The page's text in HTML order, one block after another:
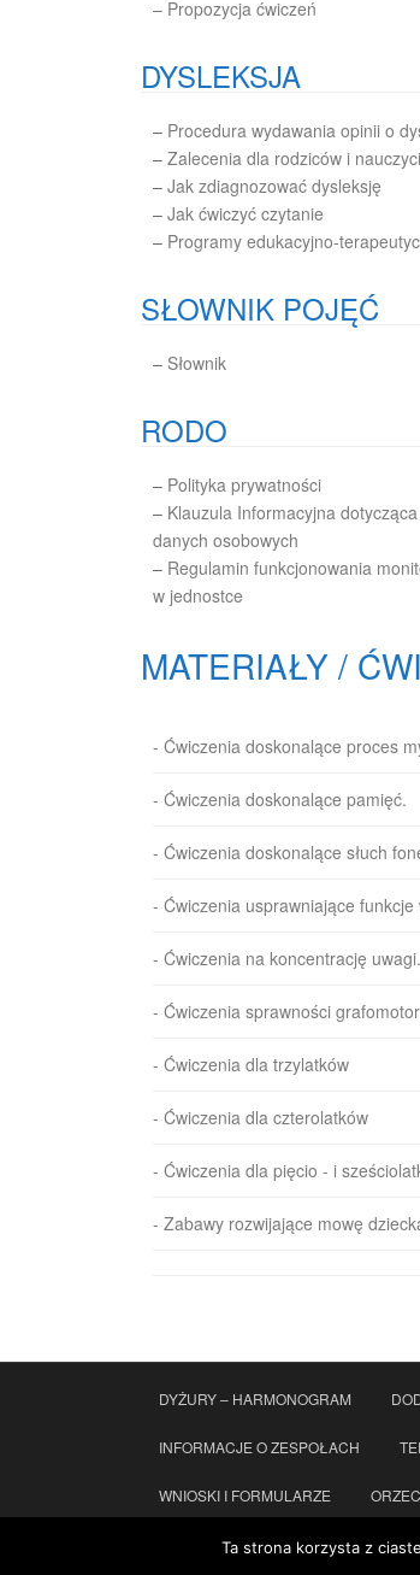
– Propozycja ćwiczeń
DYSLEKSJA
– Procedura wydawania opinii o
– Zalecenia dla rodziców i
– Jak zdiagnozować dysleksję
– Jak ćwiczyć czytanie
– Programy edukacyjno-
SŁOWNIK POJĘĆ
– Słownik
RODO
– Polityka prywatności
– Klauzula Informacyjna
danych osobowych
– Regulamin funkcjonowania
w jednostce
MATERIAŁY /
- Ćwiczenia doskonalące proces
- Ćwiczenia doskonalące pamięć.
- Ćwiczenia doskonalące słuch
- Ćwiczenia usprawniające funkcje
- Ćwiczenia na koncentrację uwagi.
- Ćwiczenia sprawności
- Ćwiczenia dla trzylatków
- Ćwiczenia dla czterolatków
- Ćwiczenia dla pięcio - i
- Zabawy rozwijające mowę
DYŻURY – HARMONOGRAM
INFORMACJE O ZESPOŁACH
WNIOSKI I FORMULARZE
KONTAKT STANDARDY
Ta strona korzysta z